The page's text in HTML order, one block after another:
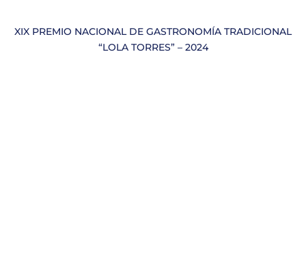
XIX PREMIO NACIONAL DE GASTRONOMÍA TRADICIONAL
“LOLA TORRES” – 2024